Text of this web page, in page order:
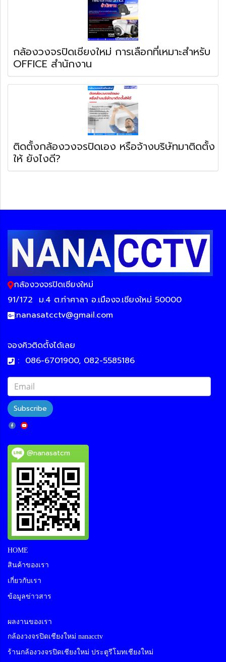
กล้องวงจรปิดเชียงใหม่ การเลือกที่เหมาะสำหรับ
OFFICE สำนักงาน
ติดตั้งกล้องวงจรปิดเอง หรือจ้างบริษัทมาติดตั้ง
ให้ ยังไงดี?
กล้องวงจรปิดเชียงใหม่
91/172 ม.4 ต.ท่าศาลา อ.เมืองจ.เชียงใหม่ 50000
:nanasatcctv@gmail.com
จองคิวติดตั้งได้เลย
: 086-6701900, 082-5585186
Subscribe
@nanasatcm
HOME
สินค้าของเรา
เกี่ยวกับเรา
ข้อมูลข่าวสาร
ผลงานของเรา
กล้องวงจรปิดเชียงใหม่ nanacctv
ร้านกล้องวงจรปิดเชียงใหม่ ประตูรีโมทเชียงใหม่